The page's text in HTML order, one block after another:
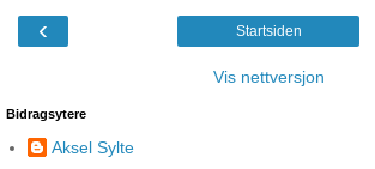
‹ Startsiden
Vis nettversjon
Bidragsytere
Aksel Sylte